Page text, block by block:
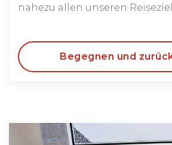
nahezu allen unseren
Begegnen und